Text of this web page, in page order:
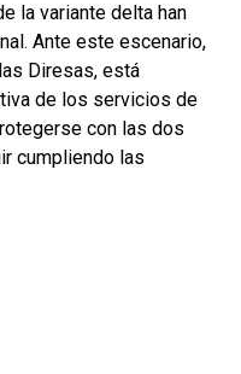
la variante delta han
Ante este escenario,
Diresas, está
de los servicios de
con las dos
cumpliendo las